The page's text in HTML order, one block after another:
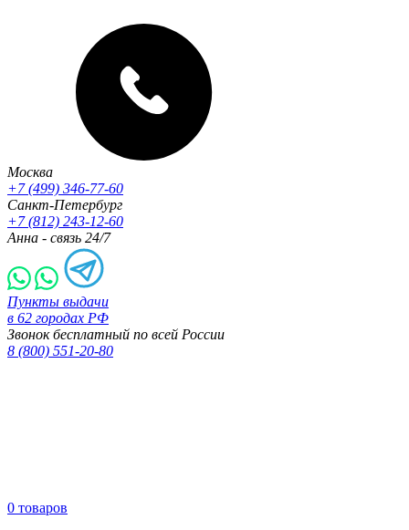
Москва
+7 (499) 346-77-60
Санкт-Петербург
+7 (812) 243-12-60
Анна - связь 24/7
Пункты выдачи
в 62 городах РФ
Звонок бесплатный по всей России
8 (800) 551-20-80
0 товаров